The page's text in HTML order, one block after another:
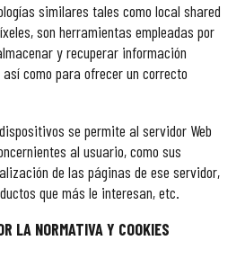
similares tales como local shared
son herramientas empleadas por
y recuperar información
como para ofrecer un correcto
se permite al servidor Web
al usuario, como sus
de las páginas de ese servidor,
que más le interesan, etc.
LA NORMATIVA Y COOKIES